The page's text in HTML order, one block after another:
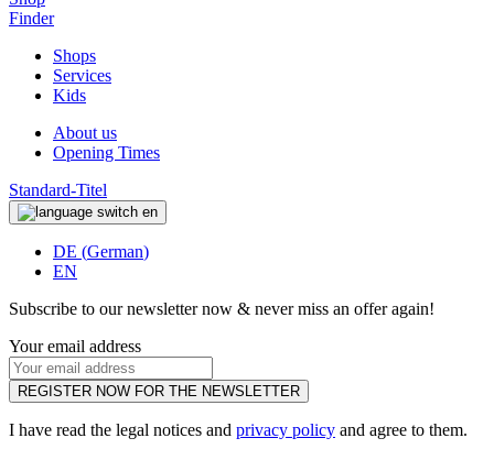
Finder
Shops
Services
Kids
About us
Opening Times
Standard-Titel
en
DE (German)
EN
Subscribe to our newsletter now & never miss an offer again!
Your email address
REGISTER NOW FOR THE NEWSLETTER
I have read the legal notices and privacy policy and agree to them.